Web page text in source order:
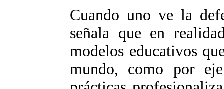
Cuando uno ve la
señala que en
modelos educativos
mundo, como por